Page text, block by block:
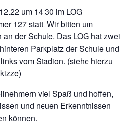
um 14:30 im LOG
127 statt. Wir bitten um
der Schule. Das LOG hat zwei
Parkplatz der Schule und
vom Stadion. (siehe hierzu
viel Spaß und hoffen,
und neuen Erkenntnissen
können.